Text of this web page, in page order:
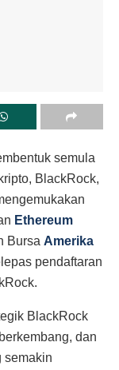
semula
BlackRock,
Ethereum
Bursa Amerika
pendaftaran
BlackRock
dan
semakin